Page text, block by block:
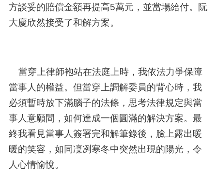
方談妥的賠償金額再提高5萬元，並當場給付。阮
大慶欣然接受了和解方案。
當穿上律師袍站在法庭上時，我依法力爭保障
當事人的權益。但當穿上調解委員的背心時，我
必須暫時放下滿腦子的法條，思考法律規定與當
事人意願間，如何達成一個圓滿的解決方案。最
終我看見當事人簽署完和解筆錄後，臉上露出暖
暖的笑容，如同凜冽寒冬中突然出現的陽光，令
人心情愉悅。